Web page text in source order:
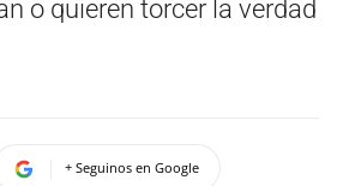
o quieren torcer la verdad
+ Seguinos en Google